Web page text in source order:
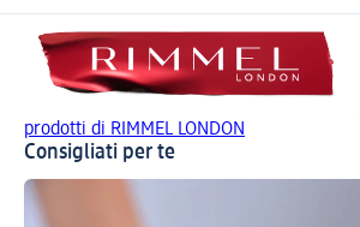
prodotti di RIMMEL LONDON
Consigliati per te